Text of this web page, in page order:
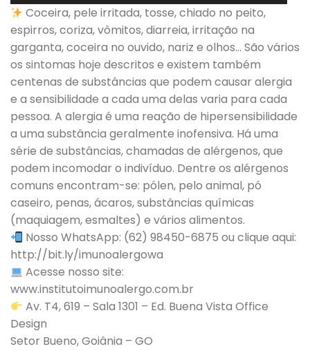
Coceira, pele irritada, tosse, chiado no peito,
espirros, coriza, vômitos, diarreia, irritação na
garganta, coceira no ouvido, nariz e olhos… São vários
os sintomas hoje descritos e existem também
centenas de substâncias que podem causar alergia
e a sensibilidade a cada uma delas varia para cada
pessoa. A alergia é uma reação de hipersensibilidade
a uma substância geralmente inofensiva. Há uma
série de substâncias, chamadas de alérgenos, que
podem incomodar o indivíduo. Dentre os alérgenos
comuns encontram-se: pólen, pelo animal, pó
caseiro, penas, ácaros, substâncias químicas
(maquiagem, esmaltes) e vários alimentos.
Nosso WhatsApp: (62) 98450-6875 ou clique aqui:
http://bit.ly/imunoalergowa
Acesse nosso site:
www.institutoimunoalergo.com.br
Av. T4, 619 – Sala 1301 – Ed. Buena Vista Office
Design
Setor Bueno, Goiânia – GO